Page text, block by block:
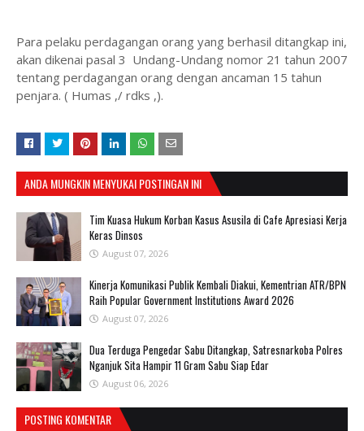
Para pelaku perdagangan orang yang berhasil ditangkap ini,
akan dikenai pasal 3 Undang-Undang nomor 21 tahun 2007
tentang perdagangan orang dengan ancaman 15 tahun
penjara. ( Humas ,/ rdks ,).
ANDA MUNGKIN MENYUKAI POSTINGAN INI
Tim Kuasa Hukum Korban Kasus Asusila di Cafe Apresiasi Kerja
Keras Dinsos
August 07, 2026
Kinerja Komunikasi Publik Kembali Diakui, Kementrian ATR/BPN
Raih Popular Government Institutions Award 2026
August 07, 2026
Dua Terduga Pengedar Sabu Ditangkap, Satresnarkoba Polres
Nganjuk Sita Hampir 11 Gram Sabu Siap Edar
August 06, 2026
POSTING KOMENTAR